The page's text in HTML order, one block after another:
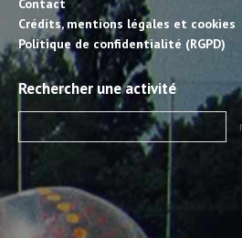
Contact
Crédits, mentions légales et cookies
Politique de confidentialité (RGPD)
Rechercher une activité